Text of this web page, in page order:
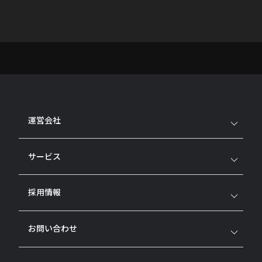
運営会社
サービス
採用情報
お問い合わせ